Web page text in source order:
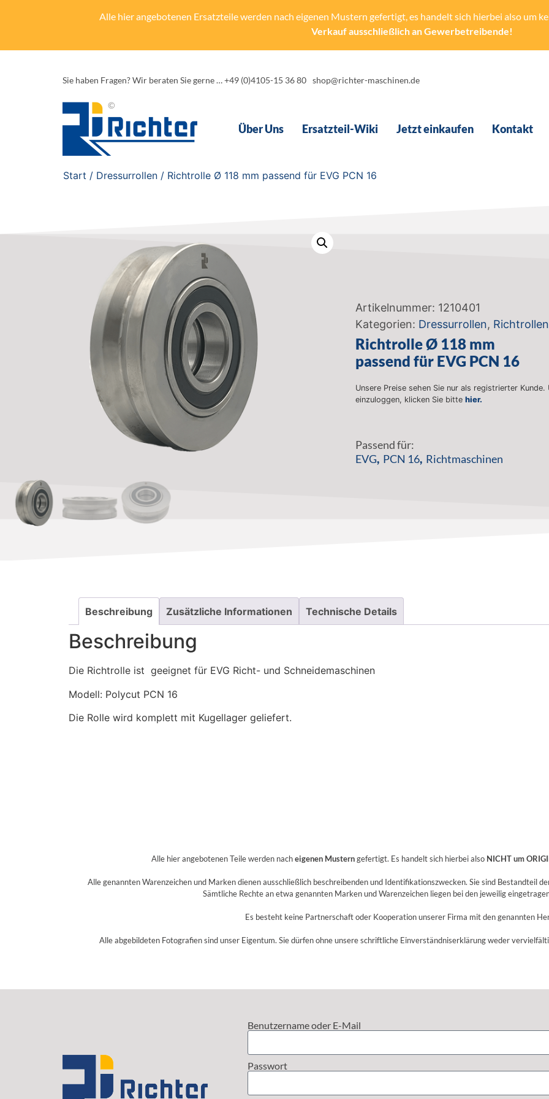
Alle hier angebotenen Ersatzteile werden nach eigenen Mustern gefertigt, es handelt sich hierbei also um
Verkauf ausschließlich an Gewerbetreibende!
Sie haben Fragen? Wir beraten Sie gerne … +49 (0)4105-15 36 80 shop@richter-maschinen.de
Über Uns Ersatzteil-Wiki Jetzt einkaufen Kontakt
Start / Dressurrollen / Richtrolle Ø 118 mm passend für EVG PCN 16
Artikelnummer: 1210401
Kategorien: Dressurrollen, Richtrollen
Richtrolle Ø 118 mm
passend für EVG PCN 16
Unsere Preise sehen Sie nur als registrierter
einzuloggen, klicken Sie bitte hier.
Passend für:
EVG, PCN 16, Richtmaschinen
Beschreibung Zusätzliche Informationen Technische Details
Beschreibung
Die Richtrolle ist geeignet für EVG Richt- und Schneidemaschinen
Modell: Polycut PCN 16
Die Rolle wird komplett mit Kugellager geliefert.
Alle hier angebotenen Teile werden nacheigenen Musterngefertigt. Es handelt sich hierbei also NICHT um
Alle genannten Warenzeichen und Marken dienen ausschließlich beschreibenden und Identifikationszwecken. Sie sind Bestandteil
Sämtliche Rechte an etwa genannten Marken und Warenzeichen liegen bei den jeweilig
Es besteht keine Partnerschaft oder Kooperation unserer Firma mit den genannten
Alle abgebildeten Fotografien sind unser Eigentum. Sie dürfen ohne unsere schriftliche Einverständniserklärung weder
Benutzername oder E-Mail
Passwort